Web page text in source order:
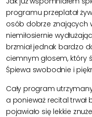
programu przeplatał
osób dobrze znających
niemiłosiernie
brzmiał jednak bardzo
ciemnym głosem, który
Śpiewa swobodnie i
Cały program
a ponieważ recital trwał
pojawiało się lekkie